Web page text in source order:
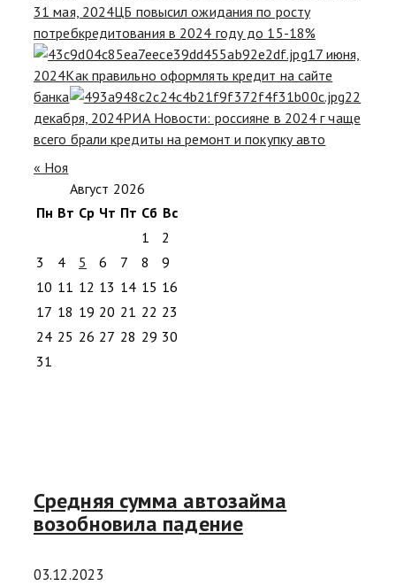
31 мая, 2024ЦБ повысил ожидания по росту
потребкредитования в 2024 году до 15-18%
17 июня,
2024Как правильно оформлять кредит на сайте
банка
22
декабря, 2024РИА Новости: россияне в 2024 г чаще
всего брали кредиты на ремонт и покупку авто
« Ноя
Август 2026
Пн Вт Ср Чт Пт Сб Вс
1
2
3
4 5 6 7 8
9
10 11 12 13 14 15 16
17 18 19 20 21 22 23
24 25 26 27 28 29 30
31
Средняя сумма автозайма
возобновила падение
03.12.2023